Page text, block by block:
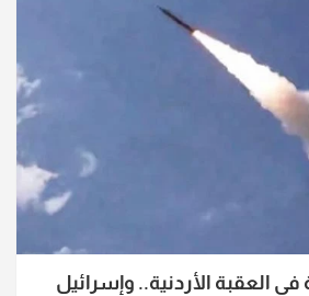
العقبة الأردنية.. وإسرائيل